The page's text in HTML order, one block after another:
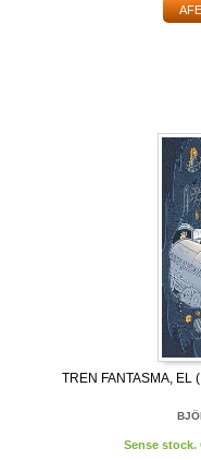
TREN FANTASMA, EL
Sense